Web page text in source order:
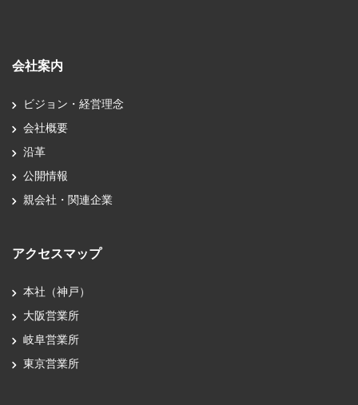
会社案内
ビジョン・経営理念
会社概要
沿革
公開情報
親会社・関連企業
アクセスマップ
本社（神戸）
大阪営業所
岐阜営業所
東京営業所